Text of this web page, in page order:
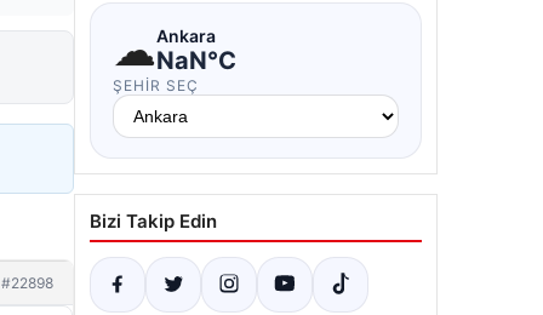
#22898
☁Ankara
NaN°C
ŞEHIR SEÇ
Bizi Takip Edin